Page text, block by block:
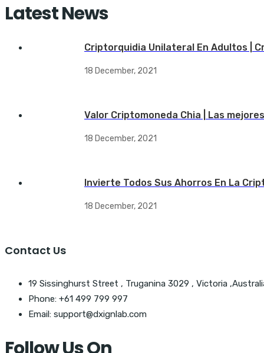
Latest News
Criptorquidia Unilateral En Adultos |
18 December, 2021
Valor Criptomoneda Chia | Las
18 December, 2021
Invierte Todos Sus Ahorros En La
18 December, 2021
Contact Us
19 Sissinghurst Street , Truganina 3029 , Victoria
Phone: +61 499 799 997
Email: support@dxignlab.com